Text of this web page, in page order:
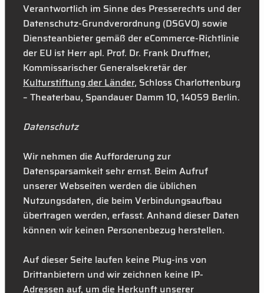
Verantwortlich im Sinne des Presserechts und der
Datenschutz-Grundverordnung (DSGVO) sowie
Diensteanbieter gemäß der eCommerce-Richtlinie
der EU ist Herr apl. Prof. Dr. Frank Druffner,
Kommissarischer Generalsekretär der
Kulturstiftung der Länder, Schloss Charlottenburg
– Theaterbau, Spandauer Damm 10, 14059 Berlin.
Datenschutz
Wir nehmen die Aufforderung zur
Datensparsamkeit sehr ernst. Beim Aufruf
unserer Webseiten werden die üblichen
Nutzungsdaten, die beim Verbindungsaufbau
übertragen werden, erfasst. Anhand dieser Daten
können wir keinen Personenbezug herstellen.
Auf dieser Seite laufen keine Plug-ins von
Drittanbietern und wir zeichnen keine IP-
Adressen auf, um die Herkunft unserer